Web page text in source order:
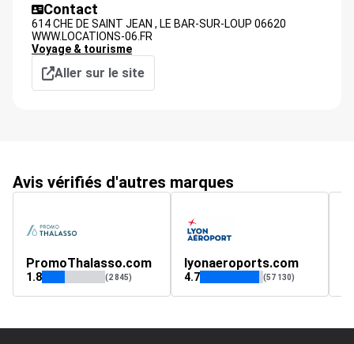
Contact
614 CHE DE SAINT JEAN , LE BAR-SUR-LOUP 06620
WWW.LOCATIONS-06.FR
Voyage & tourisme
Aller sur le site
Avis vérifiés d'autres marques
PromoThalasso.com
1.8 (2 845)
lyonaeroports.com
4.7 (57 130)